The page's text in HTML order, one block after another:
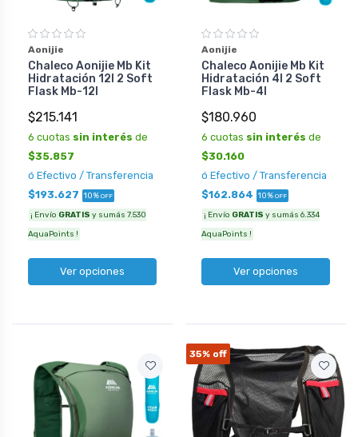
Aonijie
Chaleco Aonijie Mb Kit
Hidratación 12l 2 Soft
Flask Mb-12l
$215.141
6 cuotas sin interés de
$35.857
ó Efectivo / Transferencia
$193.627 10% OFF
¡ Envío GRATIS y sumás 7.530
AquaPoints !
Ver opciones
Aonijie
Chaleco Aonijie Mb Kit
Hidratación 4l 2 Soft
Flask Mb-4l
$180.960
6 cuotas sin interés de
$30.160
ó Efectivo / Transferencia
$162.864 10% OFF
¡ Envío GRATIS y sumás 6.334
AquaPoints !
Ver opciones
35% off